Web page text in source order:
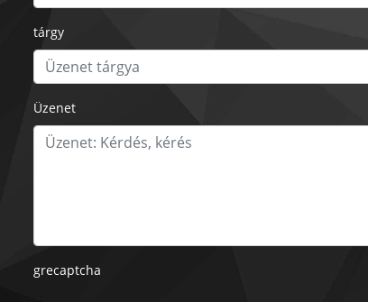
tárgy
Üzenet
grecaptcha